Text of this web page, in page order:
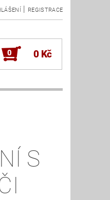
| REGISTRACE
0 0 Kč
S